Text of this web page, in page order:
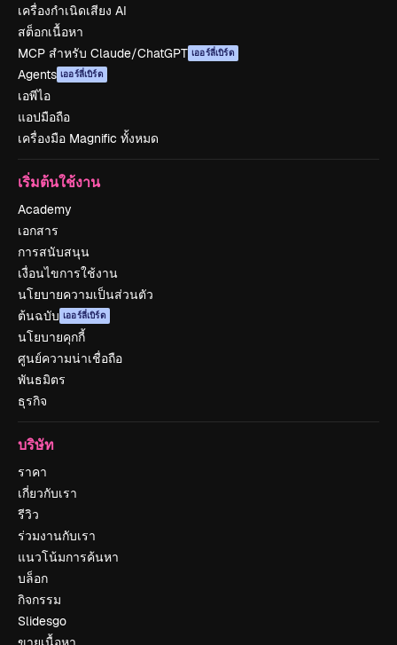
เครื่องกำเนิดเสียง AI
สต็อกเนื้อหา
MCP สำหรับ Claude/ChatGPT เออร์ลี่เบิร์ด
Agents เออร์ลี่เบิร์ด
เอพีไอ
แอปมือถือ
เครื่องมือ Magnific ทั้งหมด
เริ่มต้นใช้งาน
Academy
เอกสาร
การสนับสนุน
เงื่อนไขการใช้งาน
นโยบายความเป็นส่วนตัว
ต้นฉบับ เออร์ลี่เบิร์ด
นโยบายคุกกี้
ศูนย์ความน่าเชื่อถือ
พันธมิตร
ธุรกิจ
บริษัท
ราคา
เกี่ยวกับเรา
รีวิว
ร่วมงานกับเรา
แนวโน้มการค้นหา
บล็อก
กิจกรรม
Slidesgo